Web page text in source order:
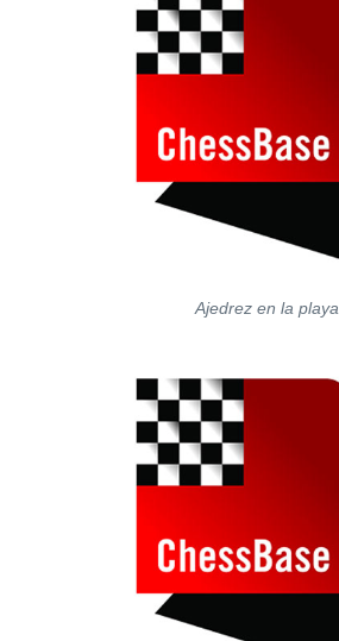
Ajedrez en la playa